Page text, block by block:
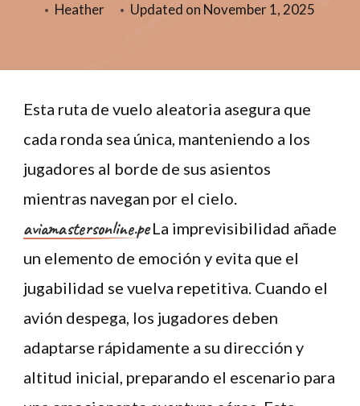
Heather Updated on November 1, 2025
Esta ruta de vuelo aleatoria asegura que
cada ronda sea única, manteniendo a los
jugadores al borde de sus asientos
mientras navegan por el cielo.
aviamastersonline.peLa imprevisibilidad añade
un elemento de emoción y evita que el
jugabilidad se vuelva repetitiva. Cuando el
avión despega, los jugadores deben
adaptarse rápidamente a su dirección y
altitud inicial, preparando el escenario para